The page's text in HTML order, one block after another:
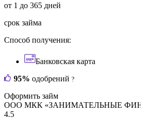
от 1 до 365 дней
срок займа
Способ получения:
Банковская карта
95% одобрений ?
Оформить займ
ООО МКК «ЗАНИМАТЕЛЬНЫЕ
4.5